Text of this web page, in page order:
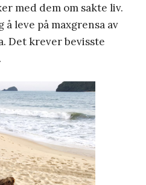
med dem om sakte liv.
leve på maxgrensa av
Det krever bevisste